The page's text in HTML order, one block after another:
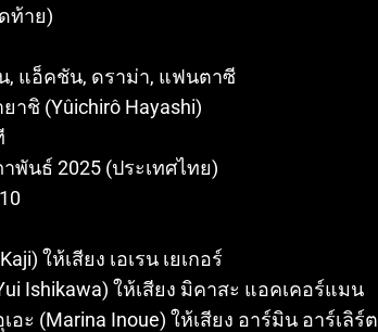
ท้าย)
, แอ็คชัน, ดราม่า, แฟนตาซี
าชิ (Yûichirô Hayashi)
พันธ์ 2025 (ประเทศไทย)
​
ให้เสียง เอเรน เยเกอร์
Ishikawa) ให้เสียง มิคาสะ แอคเคอร์แมน
อะ (Marina Inoue) ให้เสียง อาร์มิน อาร์เลิร์ต